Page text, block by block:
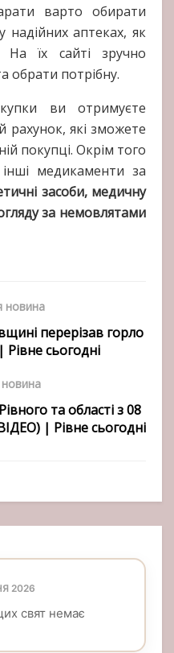
варто обирати
аптеках, як
На їх сайті зручно
обрати потрібну.
ви отримуєте
рахунок, які зможете
покупці. Окрім того
медикаменти за
засоби, медичну
за немовлятами
новина
перерізав горло
Рівне сьогодні
та області з 08
| Рівне сьогодні
2026
свят немає